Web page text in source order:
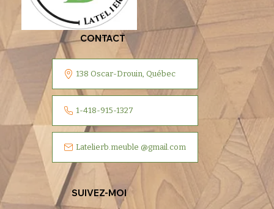
CONTACT
138 Oscar-Drouin, Québec
1-418-915-1327
Latelierb.meuble @gmail.com
SUIVEZ-MOI